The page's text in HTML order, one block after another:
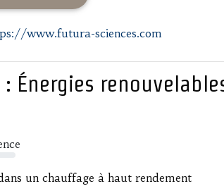
www.futura-sciences.com
: Énergies
un chauffage à haut rendement